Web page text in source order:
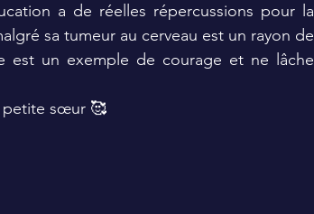
a de réelles répercussions pour la
sa tumeur au cerveau est un rayon de
est un exemple de courage et ne lâche
petite sœur 🥰